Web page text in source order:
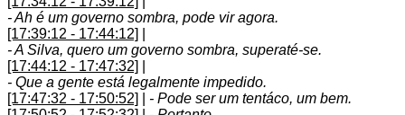
- Ah é um governo sombra, pode vir agora.
[17:39:12 - 17:44:12]
- A Silva, quero um governo sombra, superaté-se.
[17:44:12 - 17:47:32]
- Que a gente está legalmente impedido.
[17:47:32 - 17:50:52]
- Pode ser um tentáco, um bem.